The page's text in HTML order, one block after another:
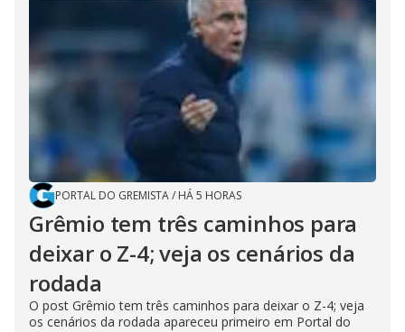
PORTAL DO GREMISTA/ HÁ 5 HORAS
Grêmio tem três caminhos para
deixar o Z-4; veja os cenários da
rodada
O post Grêmio tem três caminhos para deixar o Z-4; veja
os cenários da rodada apareceu primeiro em Portal do